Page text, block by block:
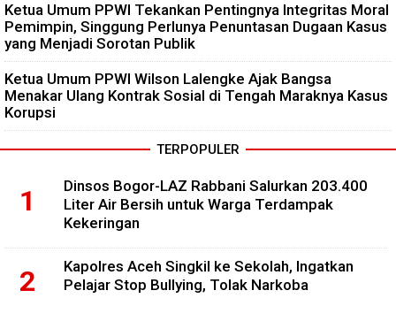
Ketua Umum PPWI Tekankan Pentingnya Integritas Moral
Pemimpin, Singgung Perlunya Penuntasan Dugaan Kasus
yang Menjadi Sorotan Publik
Ketua Umum PPWI Wilson Lalengke Ajak Bangsa
Menakar Ulang Kontrak Sosial di Tengah Maraknya Kasus
Korupsi
TERPOPULER
Dinsos Bogor-LAZ Rabbani Salurkan 203.400
Liter Air Bersih untuk Warga Terdampak
Kekeringan
Kapolres Aceh Singkil ke Sekolah, Ingatkan
Pelajar Stop Bullying, Tolak Narkoba